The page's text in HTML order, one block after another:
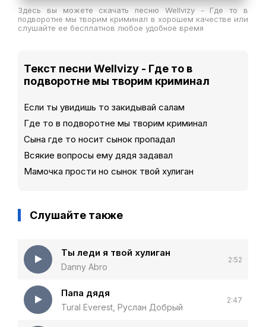
Здесь вы можете скачать песню Wellvizy - Где то в
подворотне мы творим криминал в хорошем качестве или
слушайте ее бесплатнов любое удобное время
Текст песни Wellvizy - Где то в
подворотне мы творим криминал
Если ты увидишь то закидывай салам
Где то в подворотне мы творим криминал
Сына где то носит сынок пропадал
Всякие вопросы ему дядя задавал
Мамочка прости но сынок твой хулиган
Слушайте также
Ты леди я твой хулиган
Danny Abro
2:52
Папа дядя
Tural Everest, Руслан Добрый
2:47